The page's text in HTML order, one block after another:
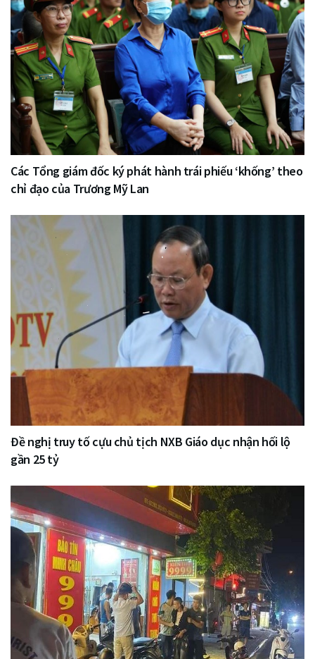
Các Tổng giám đốc ký phát hành trái phiếu ‘khống’ theo
chỉ đạo của Trương Mỹ Lan
Đề nghị truy tố cựu chủ tịch NXB Giáo dục nhận hối lộ
gần 25 tỷ